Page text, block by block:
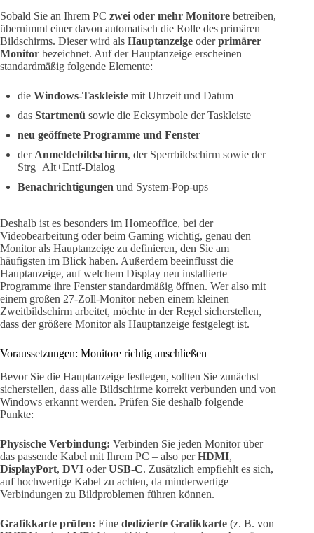
Sobald Sie an Ihrem PC zwei oder mehr Monitore betreiben,
übernimmt einer davon automatisch die Rolle des primären
Bildschirms. Dieser wird als Hauptanzeige oderprimärer
Monitor bezeichnet. Auf der Hauptanzeige erscheinen
standardmäßig folgende Elemente:
die Windows-Taskleiste mit Uhrzeit und Datum
das Startmenü sowie die Ecksymbole der Taskleiste
neu geöffnete Programme und Fenster
der Anmeldebildschirm, der Sperrbildschirm sowie der
Strg+Alt+Entf-Dialog
Benachrichtigungen und System-Pop-ups
Deshalb ist es besonders im Homeoffice, bei der
Videobearbeitung oder beim Gaming wichtig, genau den
Monitor als Hauptanzeige zu definieren, den Sie am
häufigsten im Blick haben. Außerdem beeinflusst die
Hauptanzeige, auf welchem Display neu installierte
Programme ihre Fenster standardmäßig öffnen. Wer also mit
einem großen 27-Zoll-Monitor neben einem kleinen
Zweitbildschirm arbeitet, möchte in der Regel sicherstellen,
dass der größere Monitor als Hauptanzeige festgelegt ist.
Voraussetzungen: Monitore richtig anschließen
Bevor Sie die Hauptanzeige festlegen, sollten Sie zunächst
sicherstellen, dass alle Bildschirme korrekt verbunden und von
Windows erkannt werden. Prüfen Sie deshalb folgende
Punkte:
Physische Verbindung: Verbinden Sie jeden Monitor über
das passende Kabel mit Ihrem PC – also perHDMI,
DisplayPort, DVI oderUSB-C. Zusätzlich empfiehlt es sich,
auf hochwertige Kabel zu achten, da minderwertige
Verbindungen zu Bildproblemen führen können.
Grafikkarte prüfen: Eine dedizierte Grafikkarte (z. B. von